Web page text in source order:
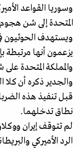
وسوريا القواعد
المتحدة إلى شن
ويستهدف الحوثيون
يزعمون أنها مرتبطة
والمملكة المتحدة
والجدير ذكره أن كلا
قبل تنفيذ هذه
نطاق تدخلهما.
لم تتوقف إيران
الرد الأميركي